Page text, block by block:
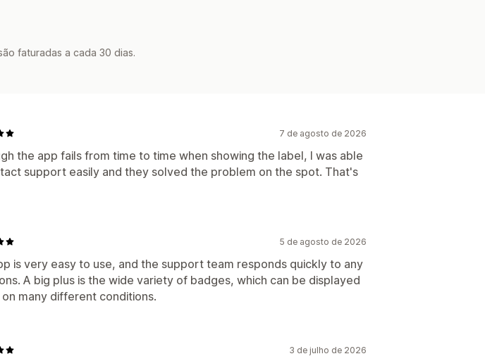
faturadas a cada 30 dias.
7 de agosto de 2026
the app fails from time to time when showing the label, I was able
support easily and they solved the problem on the spot. That's
5 de agosto de 2026
is very easy to use, and the support team responds quickly to any
A big plus is the wide variety of badges, which can be displayed
many different conditions.
3 de julho de 2026